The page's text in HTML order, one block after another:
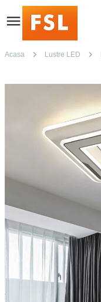
Acasa Lustre LED